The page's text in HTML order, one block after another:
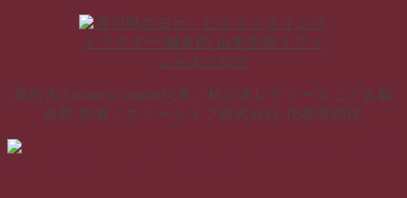
ツ
ス
キ
高松市d.branch studio代表／柿の木レディースこども鍼
灸院 院長／エミーライフ株式会社 代表取締役